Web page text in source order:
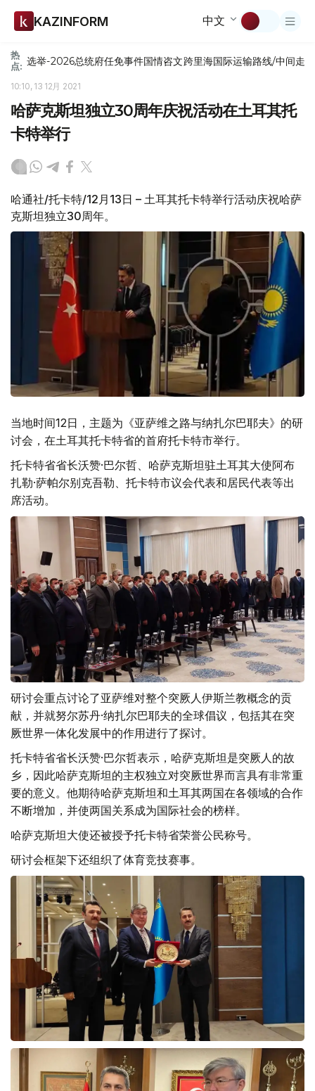
KAZINFORM 中文
热
点: 选举-2026总统府任免事件国情咨文跨里海国际运输路线/中间走廊
10:10, 13 12月 2021
哈萨克斯坦独立30周年庆祝活动在土耳其托
卡特举行
哈通社/托卡特/12月13日 – 土耳其托卡特举行活动庆祝哈萨
克斯坦独立30周年。
当地时间12日，主题为《亚萨维之路与纳扎尔巴耶夫》的研
讨会，在土耳其托卡特省的首府托卡特市举行。
托卡特省省长沃赞·巴尔哲、哈萨克斯坦驻土耳其大使阿布
扎勒·萨帕尔别克吾勒、托卡特市议会代表和居民代表等出
席活动。
研讨会重点讨论了亚萨维对整个突厥人伊斯兰教概念的贡
献，并就努尔苏丹·纳扎尔巴耶夫的全球倡议，包括其在突
厥世界一体化发展中的作用进行了探讨。
托卡特省省长沃赞·巴尔哲表示，哈萨克斯坦是突厥人的故
乡，因此哈萨克斯坦的主权独立对突厥世界而言具有非常重
要的意义。他期待哈萨克斯坦和土耳其两国在各领域的合作
不断增加，并使两国关系成为国际社会的榜样。
哈萨克斯坦大使还被授予托卡特省荣誉公民称号。
研讨会框架下还组织了体育竞技赛事。